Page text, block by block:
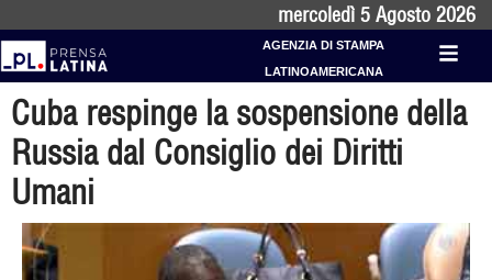
mercoledì 5 Agosto 2026
AGENZIA DI STAMPA
LATINOAMERICANA
Cuba respinge la sospensione della
Russia dal Consiglio dei Diritti
Umani